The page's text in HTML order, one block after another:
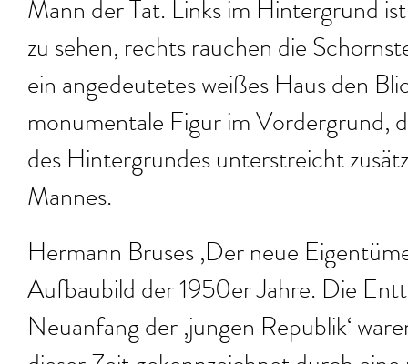
Mann der Tat. Links im Hintergrund
zu sehen, rechts rauchen die
ein angedeutetes weißes Haus den
monumentale Figur im Vordergrund,
des Hintergrundes unterstreicht
Mannes.
Hermann Bruses ‚Der neue
Aufbaubild der 1950er Jahre. Die
Neuanfang der ‚jungen Republik‘